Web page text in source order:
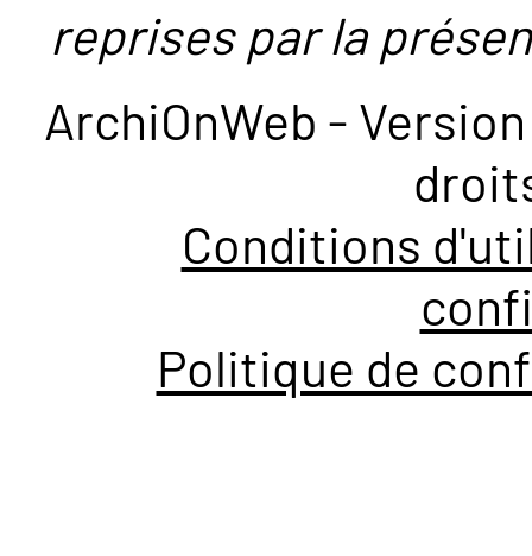
reprises par la
ArchiOnWeb -
Conditions
Politique de